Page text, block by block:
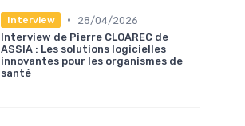
Interview •
28/04/2026
Interview de Pierre CLOAREC de
ASSIA : Les solutions logicielles
innovantes pour les organismes de
santé